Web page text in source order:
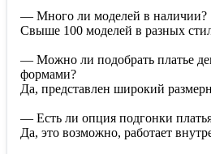
— Много ли моделей в наличии?
Свыше 100 моделей в разных
— Можно ли подобрать платье
формами?
Да, представлен широкий
— Есть ли опция подгонки
Да, это возможно, работает